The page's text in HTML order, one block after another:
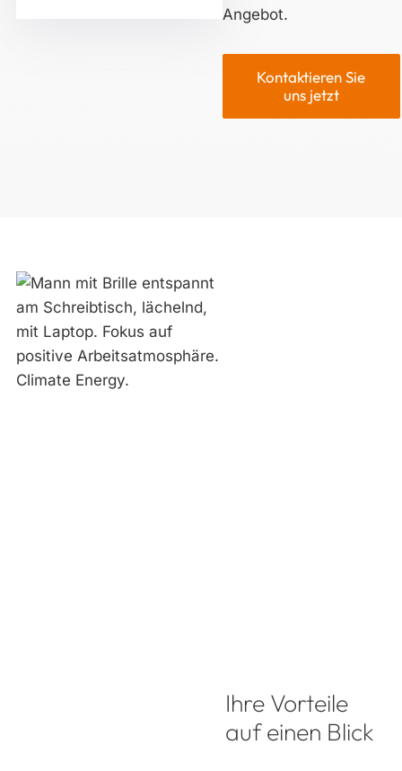
Angebot.
Kontaktieren Sie
uns jetzt
Ihre Vorteile
auf einen Blick